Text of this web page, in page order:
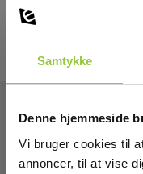
Samtykke
Denne hjemmeside
Vi bruger cookies til
annoncer, til at vise
Tekniske Data: